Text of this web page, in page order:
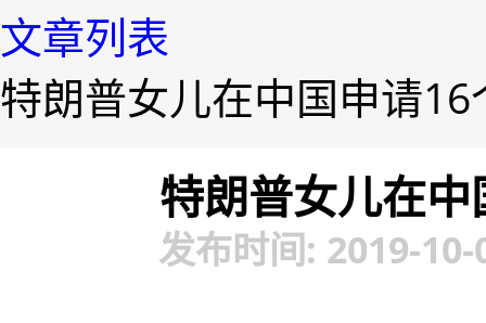
文章列表
特朗普女儿在中国申请
特朗普女儿在
发布时间: 2019-